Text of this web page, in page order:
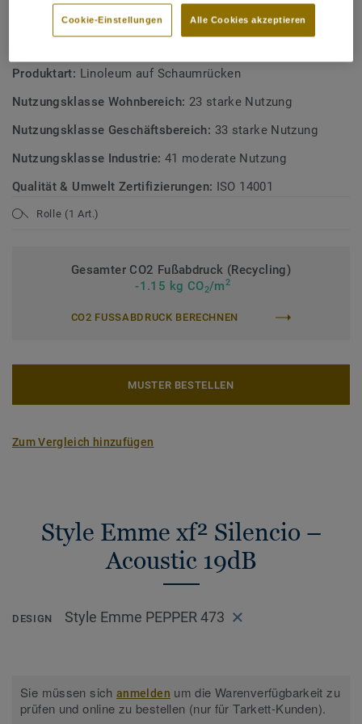
Österreichisches Umweltzeichen
Produktart: Linoleum auf Schaumrücken
Nutzungsklasse Wohnbereich: 23 starke Nutzung
Nutzungsklasse Geschäftsbereich: 33 starke Nutzung
Nutzungsklasse Industrie: 41 moderate Nutzung
Qualität & Umwelt Zertifizierungen: ISO 14001
Rolle (1 Art.)
Gesamter CO2 Fußabdruck (Recycling)
-1.15 kg CO2/m2
CO2 FUSSABDRUCK BERECHNEN
MUSTER BESTELLEN
Zum Vergleich hinzufügen
Style Emme xf² Silencio –
Acoustic 19dB
DESIGN Style Emme PEPPER 473
Sie müssen sichanmelden um die Warenverfügbarkeit zu
prüfen und online zu bestellen (nur für Tarkett-Kunden).
Alle Cookies akzeptieren
Cookie-Einstellungen